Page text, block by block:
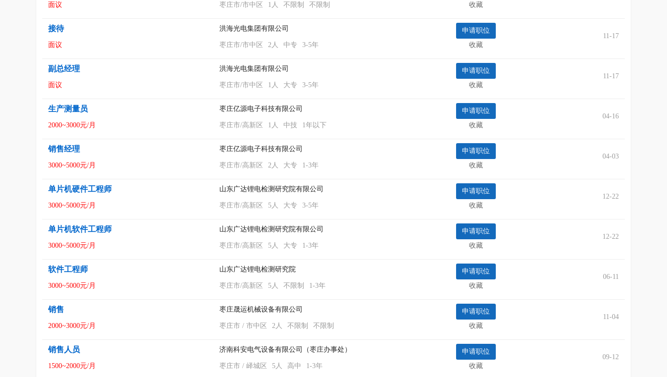
面议 枣庄市/市中区 1人 不限制 不限制 收藏
11-17
接待
面议
洪海光电集团有限公司
枣庄市/市中区 2人 中专 3-5年 收藏
11-17
副总经理
面议
洪海光电集团有限公司
枣庄市/市中区 1人 大专 3-5年 收藏
04-16
生产测量员
2000~3000元/月
枣庄亿源电子科技有限公司
枣庄市/高新区 1人 中技 1年以下 收藏
04-03
销售经理
3000~5000元/月
枣庄亿源电子科技有限公司
枣庄市/高新区 2人 大专 1-3年 收藏
12-22
单片机硬件工程师
3000~5000元/月
山东广达锂电检测研究院有限公司
枣庄市/高新区 5人 大专 3-5年 收藏
12-22
单片机软件工程师
3000~5000元/月
山东广达锂电检测研究院有限公司
枣庄市/高新区 5人 大专 1-3年 收藏
06-11
软件工程师
3000~5000元/月
山东广达锂电检测研究院
枣庄市/高新区 5人 不限制 1-3年 收藏
11-04
销售
2000~3000元/月
枣庄晟运机械设备有限公司
枣庄市 / 市中区 2人 不限制 不限制 收藏
09-12
销售人员
1500~2000元/月
济南科安电气设备有限公司（枣庄办事处）
枣庄市 / 峄城区 5人 高中 1-3年 收藏